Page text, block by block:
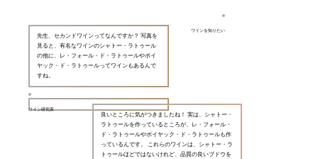
ワインを知りたい
先生、セカンドワインってなんですか？ 写真を
見ると、有名なワインのシャトー・ラトゥール
の他に、レ・フォール・ド・ラトゥールやポイ
ヤック・ド・ラトゥールってワインもあるんで
すね。
ワイン研究家
良いところに気がつきましたね！ 実は、シャトー・
ラトゥールを作っているところが、レ・フォール・
ド・ラトゥールやポイヤック・ド・ラトゥールも作
っているんです。 これらのワインは、シャトー・ラ
トゥールほどではないけれど、品質の良いブドウを